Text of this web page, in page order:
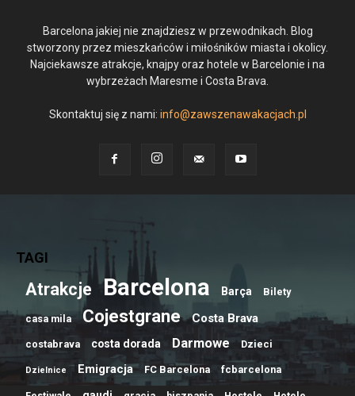
Barcelona jakiej nie znajdziesz w przewodnikach. Blog
stworzony przez mieszkańców i miłośników miasta i okolicy.
Najciekawsze atrakcje, knajpy oraz hotele w Barcelonie i na
wybrzeżach Maresme i Costa Brava.
Skontaktuj się z nami: info@zawszenawakacjach.pl
TAGI
Atrakcje Barcelona Barça Bilety
casa mila Cojestgrane Costa Brava
costabrava costa dorada Darmowe Dzieci
Dzielnice Emigracja FC Barcelona fcbarcelona